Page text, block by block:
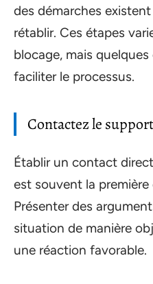
des démarches
rétablir. Ces étapes
blocage, mais
faciliter le processus.
Contactez le
Établir un contact
est souvent la première
Présenter des
situation de manière
une réaction favorable.